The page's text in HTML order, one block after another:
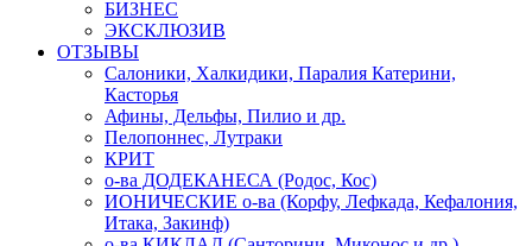
БИЗНЕС
ЭКСКЛЮЗИВ
ОТЗЫВЫ
Салоники, Халкидики, Паралия Катерини,
Касторья
Афины, Дельфы, Пилио и др.
Пелопоннес, Лутраки
КРИТ
о-ва ДОДЕКАНЕСА (Родос, Кос)
ИОНИЧЕСКИЕ о-ва (Корфу, Лефкада, Кефалония,
Итака, Закинф)